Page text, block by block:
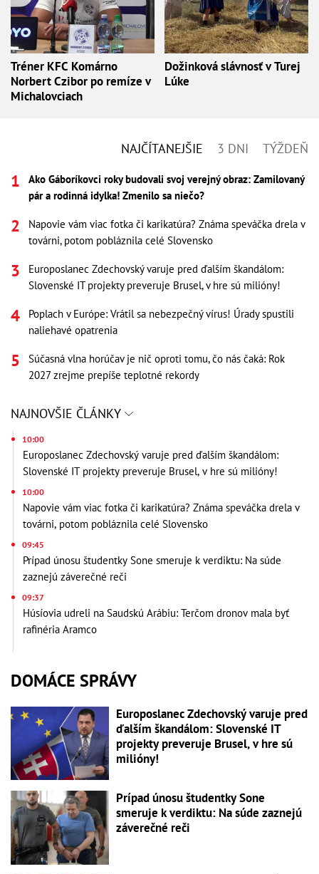
Tréner KFC Komárno
Norbert Czibor po remíze v
Michalovciach
Dožinková slávnosť v Turej
Lúke
NAJČÍTANEJŠIE 3 DNI TÝŽDEŇ
Ako Gáboríkovci roky budovali svoj verejný obraz: Zamilovaný
pár a rodinná idylka! Zmenilo sa niečo?
Napovie vám viac fotka či karikatúra? Známa speváčka drela v
továrni, potom pobláznila celé Slovensko
Europoslanec Zdechovský varuje pred ďalším škandálom:
Slovenské IT projekty preveruje Brusel, v hre sú milióny!
Poplach v Európe: Vrátil sa nebezpečný vírus! Úrady spustili
naliehavé opatrenia
Súčasná vlna horúčav je nič oproti tomu, čo nás čaká: Rok
2027 zrejme prepíše teplotné rekordy
NAJNOVŠIE ČLÁNKY
10:00
Europoslanec Zdechovský varuje pred ďalším škandálom:
Slovenské IT projekty preveruje Brusel, v hre sú milióny!
10:00
Napovie vám viac fotka či karikatúra? Známa speváčka drela v
továrni, potom pobláznila celé Slovensko
09:45
Prípad únosu študentky Sone smeruje k verdiktu: Na súde
zaznejú záverečné reči
09:37
Húsíovia udreli na Saudskú Arábiu: Terčom dronov mala byť
rafinéria Aramco
DOMÁCE SPRÁVY
Europoslanec Zdechovský varuje pred
ďalším škandálom: Slovenské IT
projekty preveruje Brusel, v hre sú
milióny!
Prípad únosu študentky Sone
smeruje k verdiktu: Na súde zaznejú
záverečné reči